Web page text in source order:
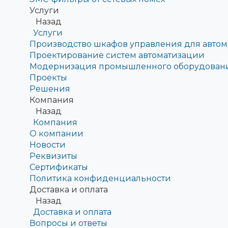
Услуги
Назад
Услуги
Производство шкафов управления для
Проектирование систем автоматизации
Модернизация промышленного
Проекты
Решения
Компания
Назад
Компания
О компании
Новости
Реквизиты
Сертификаты
Политика конфиденциальности
Доставка и оплата
Назад
Доставка и оплата
Вопросы и ответы